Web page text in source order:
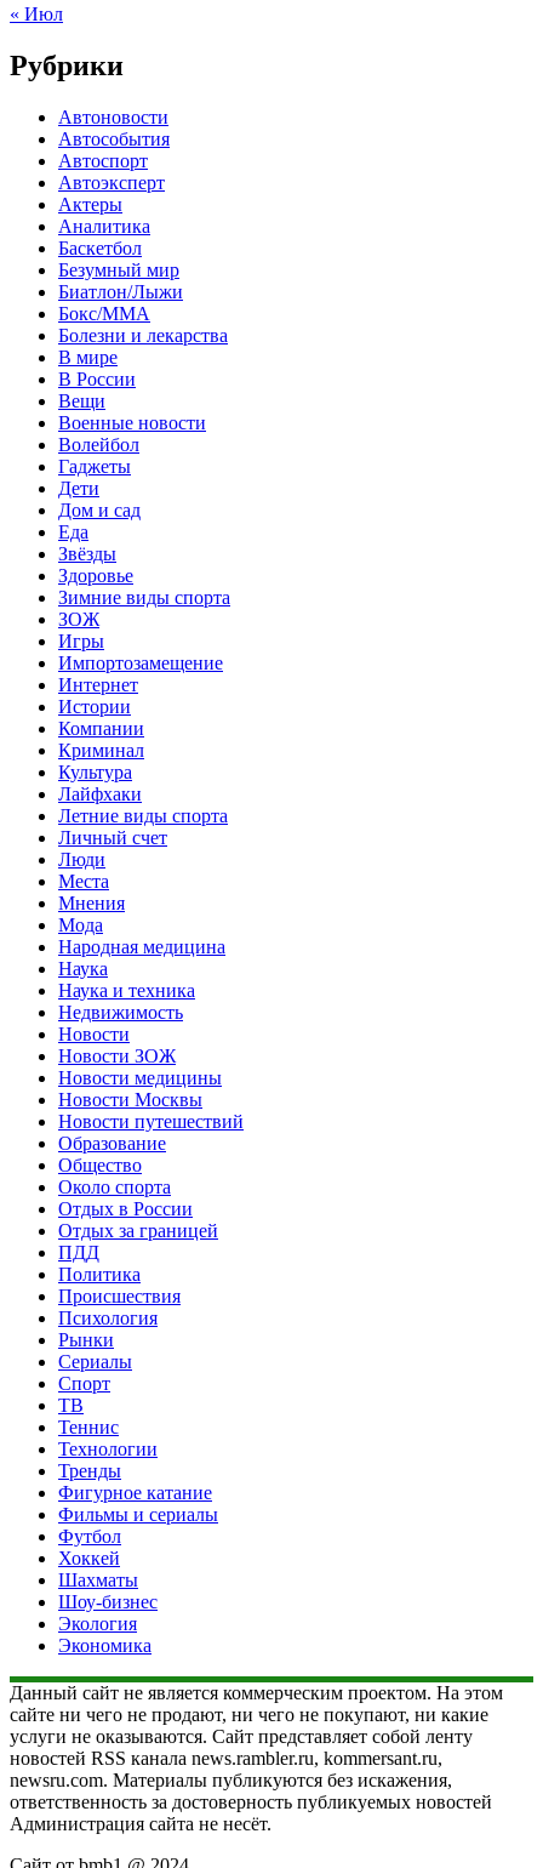
« Июл
Рубрики
Автоновости
Автособытия
Автоспорт
Автоэксперт
Актеры
Аналитика
Баскетбол
Безумный мир
Биатлон/Лыжи
Бокс/MMA
Болезни и лекарства
В мире
В России
Вещи
Военные новости
Волейбол
Гаджеты
Дети
Дом и сад
Еда
Звёзды
Здоровье
Зимние виды спорта
ЗОЖ
Игры
Импортозамещение
Интернет
Истории
Компании
Криминал
Культура
Лайфхаки
Летние виды спорта
Личный счет
Люди
Места
Мнения
Мода
Народная медицина
Наука
Наука и техника
Недвижимость
Новости
Новости ЗОЖ
Новости медицины
Новости Москвы
Новости путешествий
Образование
Общество
Около спорта
Отдых в России
Отдых за границей
ПДД
Политика
Происшествия
Психология
Рынки
Сериалы
Спорт
ТВ
Теннис
Технологии
Тренды
Фигурное катание
Фильмы и сериалы
Футбол
Хоккей
Шахматы
Шоу-бизнес
Экология
Экономика
Данный сайт не является коммерческим проектом. На этом
сайте ни чего не продают, ни чего не покупают, ни какие
услуги не оказываются. Сайт представляет собой ленту
новостей RSS канала news.rambler.ru, kommersant.ru,
newsru.com. Материалы публикуются без искажения,
ответственность за достоверность публикуемых новостей
Администрация сайта не несёт.